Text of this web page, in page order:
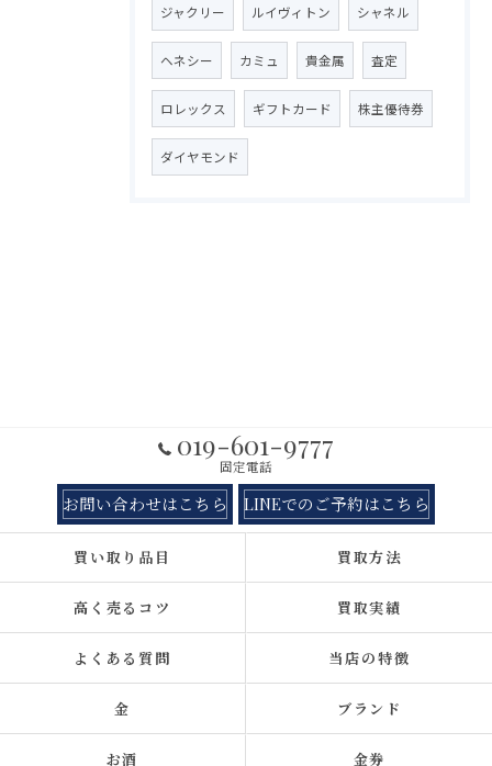
ジャクリー ルイヴィトン シャネル
ヘネシー カミュ 貴金属 査定
ロレックス ギフトカード 株主優待券
ダイヤモンド
019-601-9777
固定電話
お問い合わせはこちら LINEでのご予約はこちら
買い取り品目 買取方法
高く売るコツ 買取実績
よくある質問 当店の特徴
金 ブランド
お酒 金券